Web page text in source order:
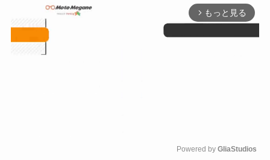
arrow_forward_ios もっと見る
Powered by GliaStudios